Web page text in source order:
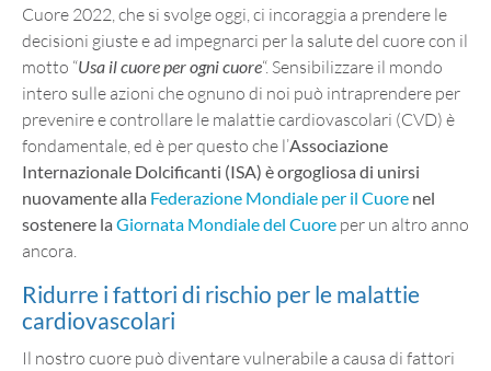
Cuore 2022, che si svolge oggi, ci incoraggia a prendere le
decisioni giuste e ad impegnarci per la salute del cuore con il
motto “Usa il cuore per ogni cuore“. Sensibilizzare il mondo
intero sulle azioni che ognuno di noi può intraprendere per
prevenire e controllare le malattie cardiovascolari (CVD) è
fondamentale, ed è per questo che l’Associazione
Internazionale Dolcificanti (ISA) è orgogliosa di unirsi
nuovamente alla Federazione Mondiale per il Cuore nel
sostenere la Giornata Mondiale del Cuore per un altro anno
ancora.
Ridurre i fattori di rischio per le malattie
cardiovascolari
Il nostro cuore può diventare vulnerabile a causa di fattori